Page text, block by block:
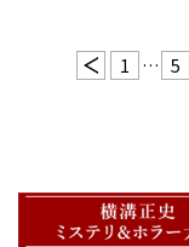
1 … 5